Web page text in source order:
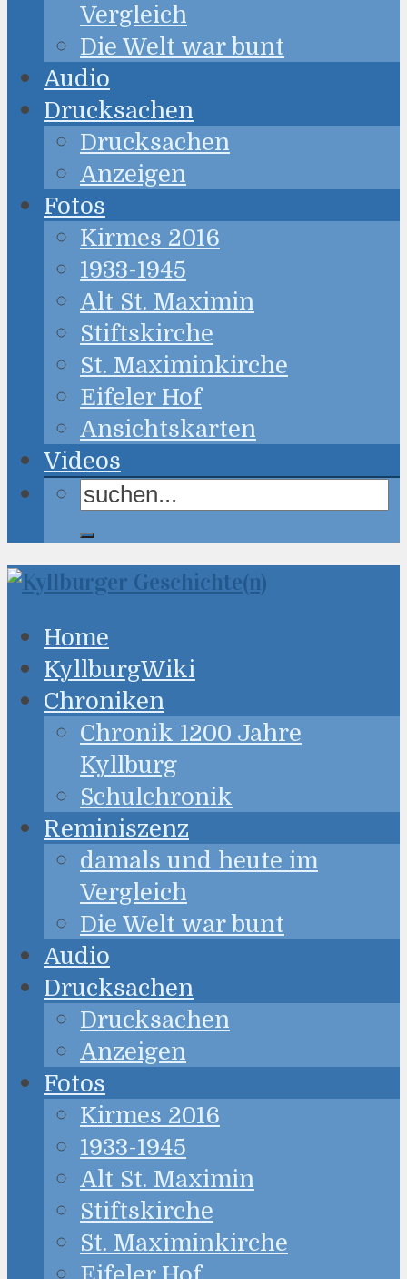
Vergleich
Die Welt war bunt
Audio
Drucksachen
Drucksachen
Anzeigen
Fotos
Kirmes 2016
1933-1945
Alt St. Maximin
Stiftskirche
St. Maximinkirche
Eifeler Hof
Ansichtskarten
Videos
Home
KyllburgWiki
Chroniken
Chronik 1200 Jahre
Kyllburg
Schulchronik
Reminiszenz
damals und heute im
Vergleich
Die Welt war bunt
Audio
Drucksachen
Drucksachen
Anzeigen
Fotos
Kirmes 2016
1933-1945
Alt St. Maximin
Stiftskirche
St. Maximinkirche